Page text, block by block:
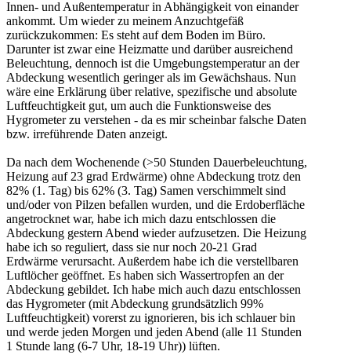
Innen- und Außentemperatur in Abhängigkeit von einander
ankommt. Um wieder zu meinem Anzuchtgefäß
zurückzukommen: Es steht auf dem Boden im Büro.
Darunter ist zwar eine Heizmatte und darüber ausreichend
Beleuchtung, dennoch ist die Umgebungstemperatur an der
Abdeckung wesentlich geringer als im Gewächshaus. Nun
wäre eine Erklärung über relative, spezifische und absolute
Luftfeuchtigkeit gut, um auch die Funktionsweise des
Hygrometer zu verstehen - da es mir scheinbar falsche Daten
bzw. irreführende Daten anzeigt.
Da nach dem Wochenende (>50 Stunden Dauerbeleuchtung,
Heizung auf 23 grad Erdwärme) ohne Abdeckung trotz den
82% (1. Tag) bis 62% (3. Tag) Samen verschimmelt sind
und/oder von Pilzen befallen wurden, und die Erdoberfläche
angetrocknet war, habe ich mich dazu entschlossen die
Abdeckung gestern Abend wieder aufzusetzen. Die Heizung
habe ich so reguliert, dass sie nur noch 20-21 Grad
Erdwärme verursacht. Außerdem habe ich die verstellbaren
Luftlöcher geöffnet. Es haben sich Wassertropfen an der
Abdeckung gebildet. Ich habe mich auch dazu entschlossen
das Hygrometer (mit Abdeckung grundsätzlich 99%
Luftfeuchtigkeit) vorerst zu ignorieren, bis ich schlauer bin
und werde jeden Morgen und jeden Abend (alle 11 Stunden
1 Stunde lang (6-7 Uhr, 18-19 Uhr)) lüften.